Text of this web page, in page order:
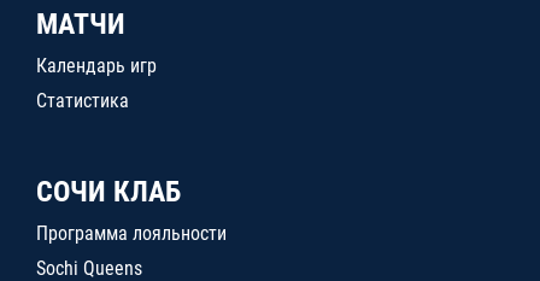
МАТЧИ
Календарь игр
Статистика
СОЧИ КЛАБ
Программа лояльности
Sochi Queens